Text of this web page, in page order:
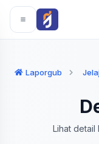
Langsung ke konten
Langsung ke navigasi
Laporgub
Lihat detail